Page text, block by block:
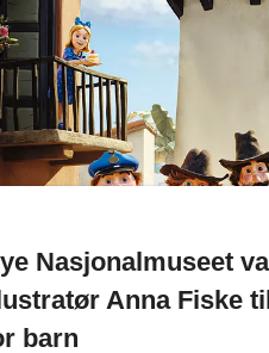
Nasjonalmuseet
Anna Fiske
barn